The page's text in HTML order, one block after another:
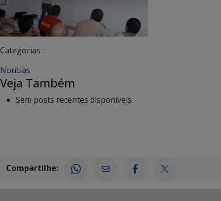
Categorias :
Notícias
Veja Também
Sem posts recentes disponíveis.
Compartilhe: